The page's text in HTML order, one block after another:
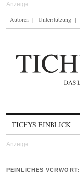
Autoren Unterstützung
TICHYS EINBLICK
PEINLICHES VORWORT: